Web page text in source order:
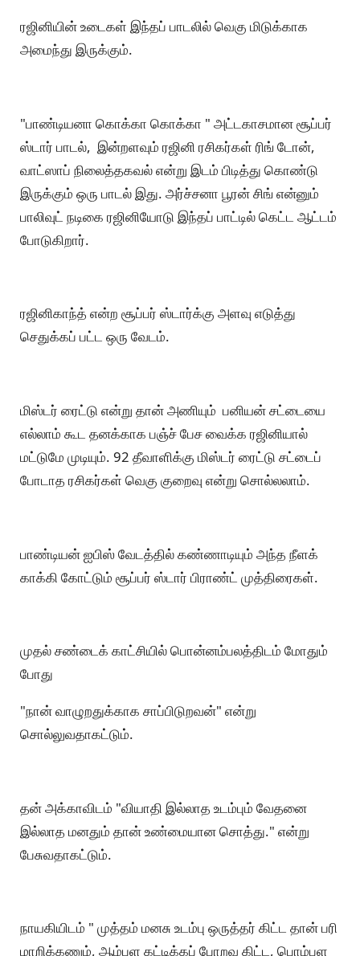
ரஜினியின் உடைகள் இந்தப் பாடலில் வெகு மிடுக்காக
அமைந்து இருக்கும்.
"பாண்டியனா கொக்கா கொக்கா " அட்டகாசமான சூப்பர்
ஸ்டார் பாடல், இன்றளவும் ரஜினி ரசிகர்கள் ரிங் டோன்,
வாட்ஸாப் நிலைத்தகவல் என்று இடம் பிடித்து கொண்டு
இருக்கும் ஒரு பாடல் இது. அர்ச்சனா பூரன் சிங் என்னும்
பாலிவுட் நடிகை ரஜினியோடு இந்தப் பாட்டில் கெட்ட ஆட்டம்
போடுகிறார்.
ரஜினிகாந்த் என்ற சூப்பர் ஸ்டார்க்கு அளவு எடுத்து
செதுக்கப் பட்ட ஒரு வேடம்.
மிஸ்டர் ரைட்டு என்று தான் அணியும் பனியன் சட்டையை
எல்லாம் கூட தனக்காக பஞ்ச் பேச வைக்க ரஜினியால்
மட்டுமே முடியும். 92 தீவாளிக்கு மிஸ்டர் ரைட்டு சட்டைப்
போடாத ரசிகர்கள் வெகு குறைவு என்று சொல்லலாம்.
பாண்டியன் ஐபிஸ் வேடத்தில் கண்ணாடியும் அந்த நீளக்
காக்கி கோட்டும் சூப்பர் ஸ்டார் பிராண்ட் முத்திரைகள்.
முதல் சண்டைக் காட்சியில் பொன்னம்பலத்திடம் மோதும்
போது
"நான் வாழுறதுக்காக சாப்பிடுறவன்" என்று
சொல்லுவதாகட்டும்.
தன் அக்காவிடம் "வியாதி இல்லாத உடம்பும் வேதனை
இல்லாத மனதும் தான் உண்மையான சொத்து." என்று
பேசுவதாகட்டும்.
நாயகியிடம் " முத்தம் மனசு உடம்பு ஒருத்தர் கிட்ட தான் பரி
மாறிக்கணும், ஆம்பள கட்டிக்கப் போறவ கிட்ட, பொம்பள